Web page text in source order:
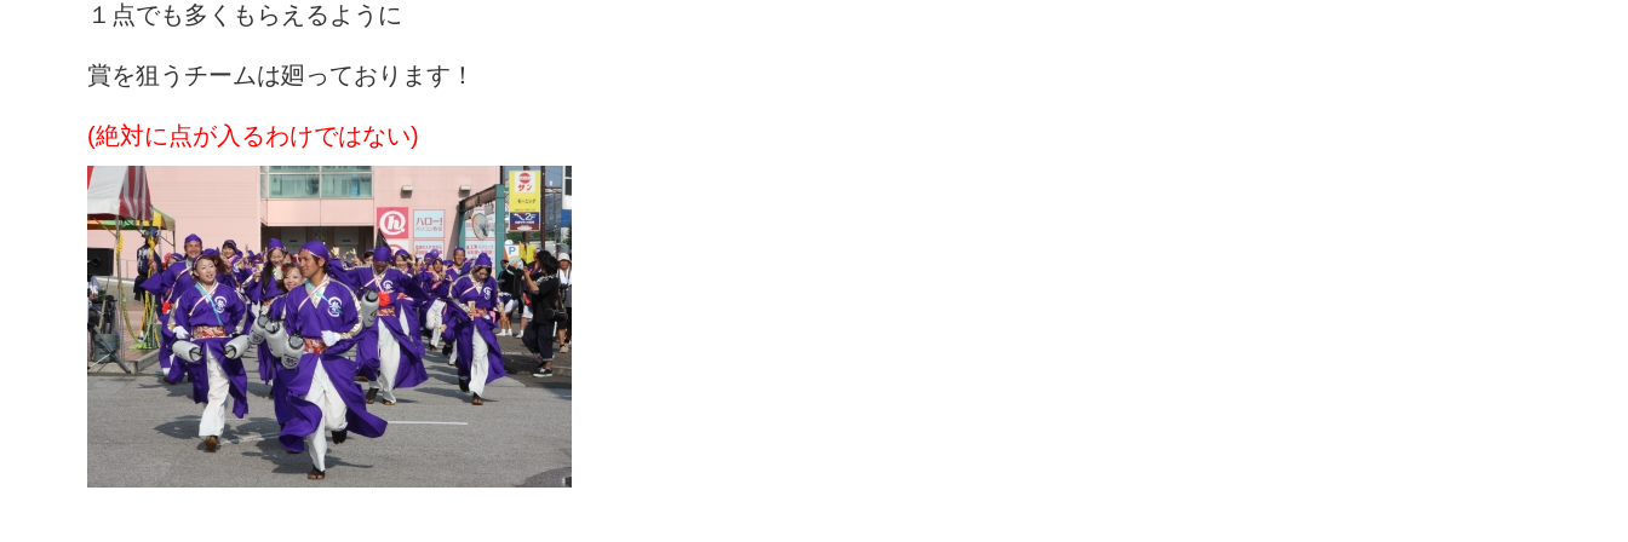
１点でも多くもらえるように
賞を狙うチームは廻っております！
(絶対に点が入るわけではない)